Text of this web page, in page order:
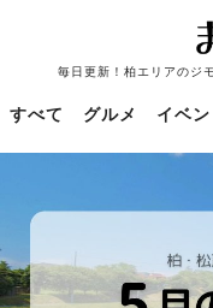
毎日更新！柏エリアのジ
すべて グルメ イベン